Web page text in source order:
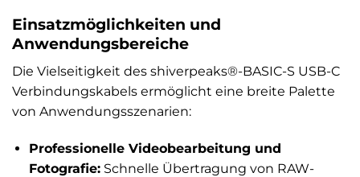
Einsatzmöglichkeiten und
Anwendungsbereiche
Die Vielseitigkeit des shiverpeaks®-BASIC-S USB-C
Verbindungskabels ermöglicht eine breite Palette
von Anwendungsszenarien:
Professionelle Videobearbeitung und
Fotografie:Schnelle Übertragung von RAW-